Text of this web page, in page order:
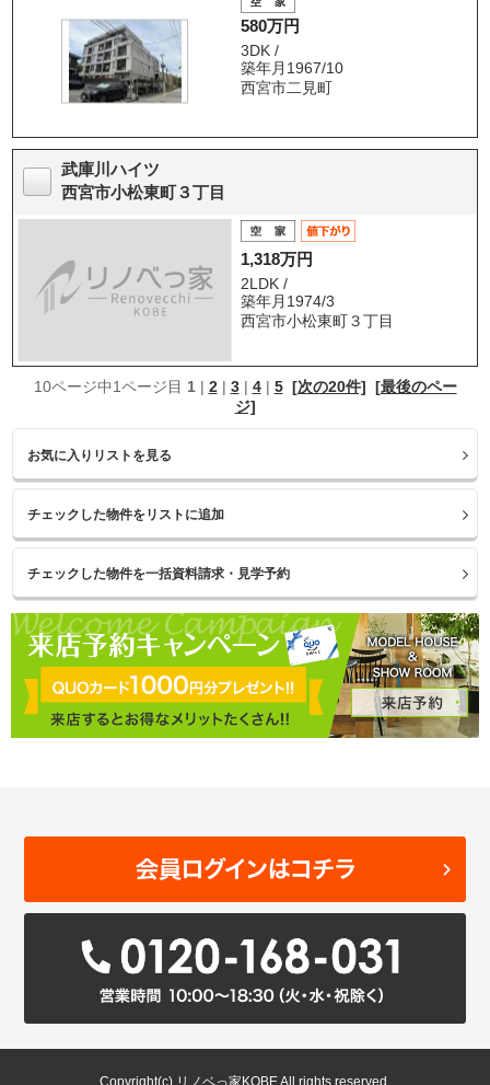
580万円
3DK /
築年月1967/10
西宮市二見町
武庫川ハイツ
西宮市小松東町３丁目
1,318万円
2LDK /
築年月1974/3
西宮市小松東町３丁目
10ページ中1ページ目 1| 2| 3| 4| 5 [次の20件] [最後のペー
ジ]
お気に入りリストを見る
Copyright(c) リノベっ家KOBE All rights reserved.